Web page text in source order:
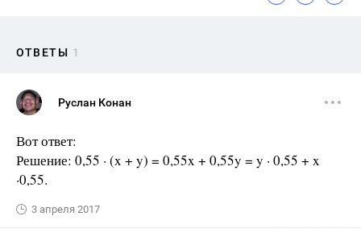
ОТВЕТЫ 1
Руслан Конан
Вот ответ:
Решение: 0,55 · (x + y) = 0,55x + 0,55y = y · 0,55 + x
·0,55.
3 апреля 2017